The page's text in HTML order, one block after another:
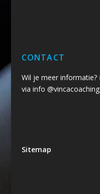
CONTACT
Wil je meer
via info
Sitemap